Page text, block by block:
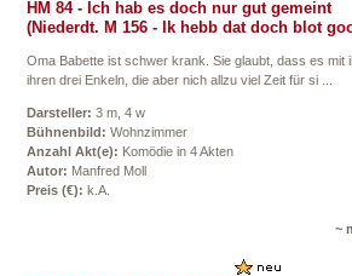
HM 84 - Ich hab es doch nur gut gemeint
(Niederdt. M 156 - Ik hebb dat doch blot
Oma Babette ist schwer krank. Sie glaubt, dass es mit
ihren drei Enkeln, die aber nich allzu viel Zeit für si ...
Darsteller: 3 m, 4 w
Bühnenbild: Wohnzimmer
Anzahl Akt(e): Komödie in 4 Akten
Autor: Manfred Moll
Preis (€): k.A.
~